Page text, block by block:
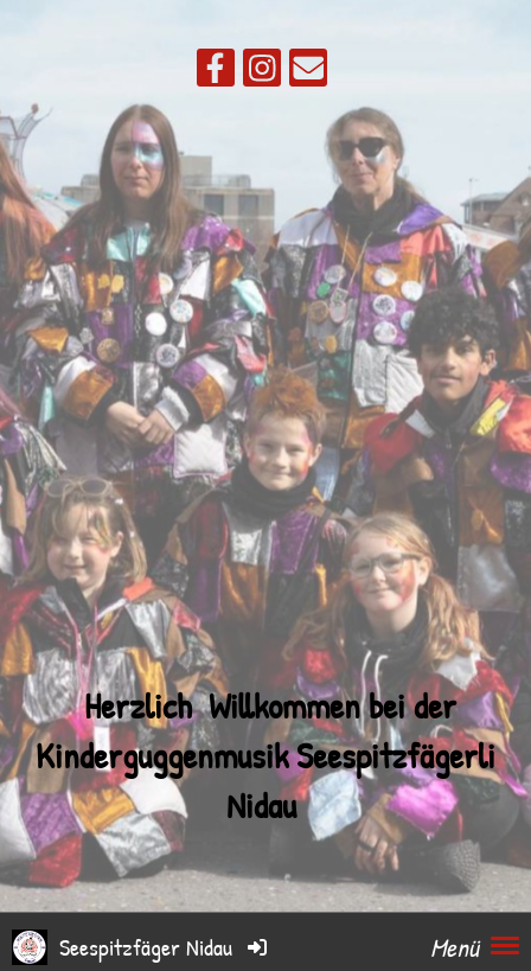
Herzlich Willkommen bei der
KinderguggenmusikSeespitzfägerli
Nidau
Menü
Seespitzfäger Nidau